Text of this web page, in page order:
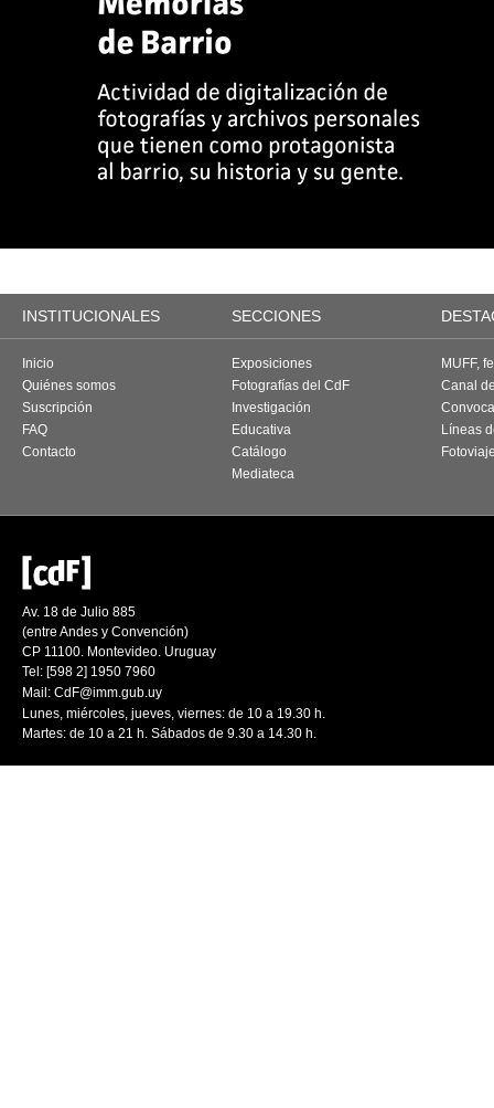
INSTITUCIONALES SECCIONES
Inicio
Quiénes somos
Suscripción
FAQ
Contacto
Exposiciones
Fotografías del CdF
Investigación
Educativa
Catálogo
Mediateca
MUFF,
Canal
Líneas
Av. 18 de Julio 885
(entre Andes y Convención)
CP 11100. Montevideo. Uruguay
Tel: [598 2] 1950 7960
Mail: CdF@imm.gub.uy
Lunes, miércoles, jueves, viernes: de 10 a 19.30 h.
Martes: de 10 a 21 h. Sábados de 9.30 a 14.30 h.